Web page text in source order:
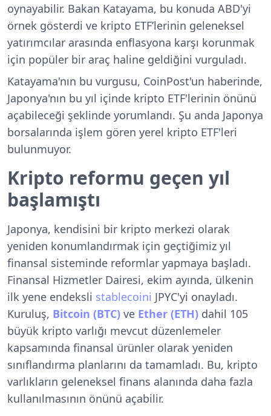
oynayabilir. Bakan Katayama, bu konuda ABD'yi
örnek gösterdi ve kripto ETF’lerinin geleneksel
yatırımcılar arasında enflasyona karşı korunmak
için popüler bir araç haline geldiğini vurguladı.
Katayama'nın bu vurgusu, CoinPost'un haberinde,
Japonya'nın bu yıl içinde kripto ETF'lerinin önünü
açabileceği şeklinde yorumlandı. Şu anda Japonya
borsalarında işlem gören yerel kripto ETF'leri
bulunmuyor.
Kripto reformu geçen yıl
başlamıştı
Japonya, kendisini bir kripto merkezi olarak
yeniden konumlandırmak için geçtiğimiz yıl
finansal sisteminde reformlar yapmaya başladı.
Finansal Hizmetler Dairesi, ekim ayında, ülkenin
ilk yene endeksli stablecoini JPYC'yi onayladı.
Kuruluş, Bitcoin (BTC) ve Ether (ETH) dahil 105
büyük kripto varlığı mevcut düzenlemeler
kapsamında finansal ürünler olarak yeniden
sınıflandırma planlarını da tamamladı. Bu, kripto
varlıkların geleneksel finans alanında daha fazla
kullanılmasının önünü açabilir.